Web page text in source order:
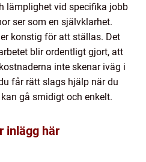
lämplighet vid specifika jobb
ser som en självklarhet.
konstig för att ställas. Det
blir ordentligt gjort, att
inte skenar iväg i
får rätt slags hjälp när du
gå smidigt och enkelt.
inlägg här